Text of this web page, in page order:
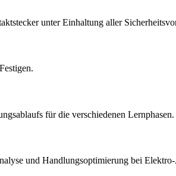
unter Einhaltung aller
für die verschiedenen Lernphasen.
und Handlungsoptimierung bei